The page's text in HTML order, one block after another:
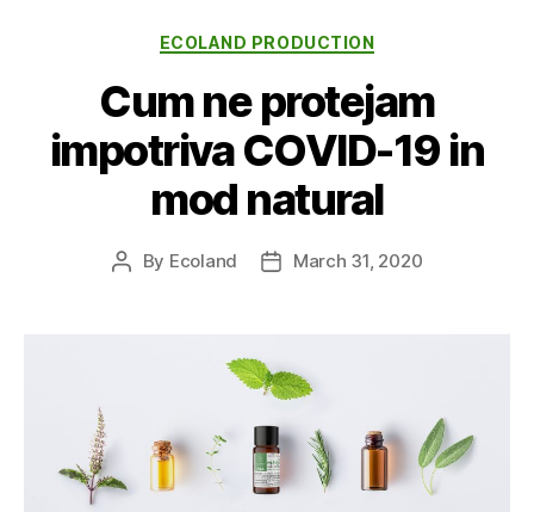
Categories
ECOLAND PRODUCTION
Cum ne protejam
impotriva COVID-19 in
mod natural
Post
By Ecoland
PostMarch 31, 2020